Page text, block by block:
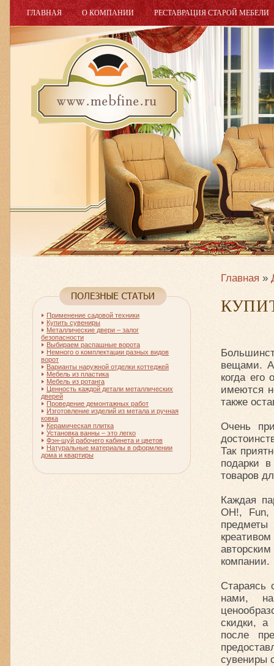
ГЛАВНАЯ О КОМПАНИИ РЕСТАВРАЦИЯ СТАРОЙ МЕБЕЛИ
Главная »
вещами. А
когда
имеются
также
Очень
Так
подарки
товаров
Каждая
OH!,
предметы
компании.
Стараясь
нами,
скидки, а
после
сувениры
Применение садовой техники
Купить сувениры
Металлические двери – залог
безопасности
Выбираем распашные ворота
Немного о комплектации разных видов
ворот
Варианты наружной отделки коттеджей
Мебель из пластика
Мебель из ротанга
Ценность каждой детали металлических
дверей
Проведение демонтажных работ
Изготовление изделий из метала и ручная
ковка
Керамическая плитка
Установка ванны – это легко
Фэн-шуй рабочего кабинета и цветов
Натуральные материалы в оформлении
дома и квартиры